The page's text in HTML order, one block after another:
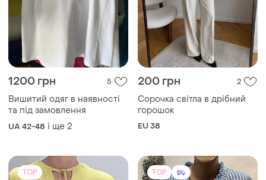
1200 грн 5
Вишитий одяг в наявності
та під замовлення
UA 42-48 і ще 2
200 грн 2
Сорочка світла в дрібний
горошок
EU 38
TOP TOP